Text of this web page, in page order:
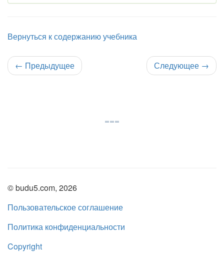
Вернуться к содержанию учебника
← Предыдущее Следующее →
© budu5.com, 2026
Пользовательское соглашение
Политика конфиденциальности
Copyright